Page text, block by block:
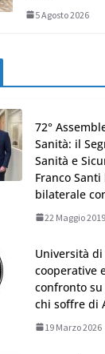
5 Agosto 2026
72°
Sanità: il
Sanità e
Franco
bilaterale
22 Maggio 2019
Università di
cooperative
confronto
chi soffre di
19 Marzo 2026